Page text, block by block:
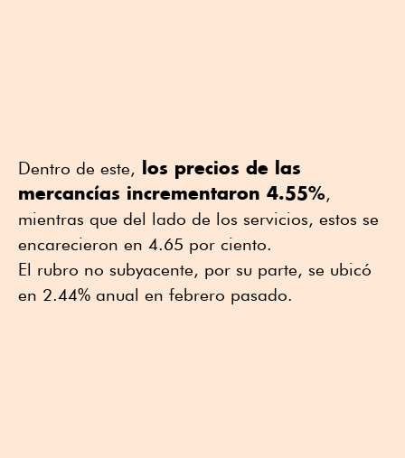
Dentro de este,
los precios de las
mercancías incrementaron 4.55%,
mientras que del lado de los servicios, estos se
encarecieron en 4.65 por ciento.
El rubro no subyacente, por su parte, se ubicó
en 2.44% anual en febrero pasado.